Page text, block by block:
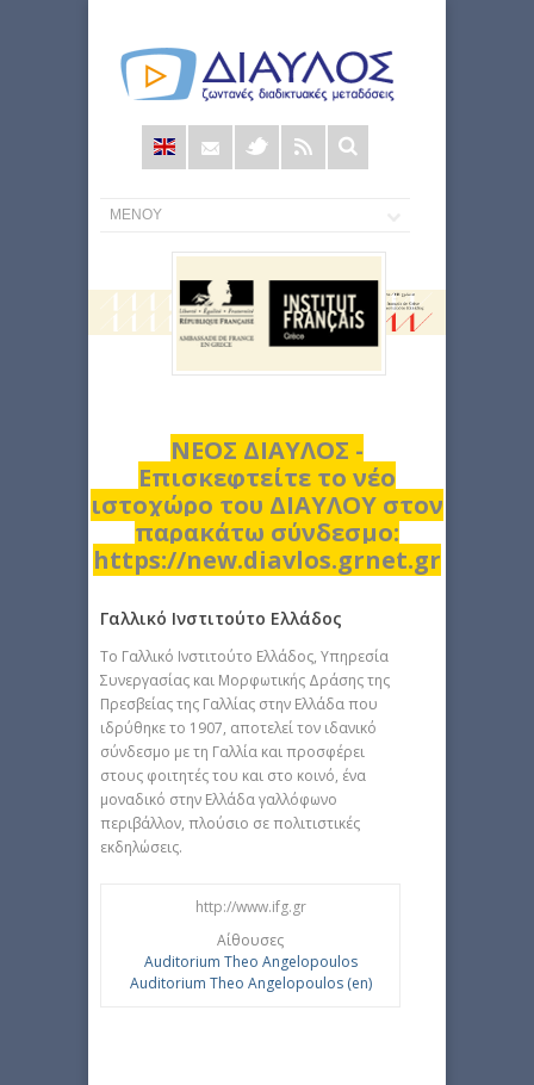
Φόρμα
αναζήτησης
ΝΕΟΣ ΔΙΑΥΛΟΣ -
Επισκεφτείτε το νέο
ιστοχώρο του ΔΙΑΥΛΟΥ στον
παρακάτω σύνδεσμο:
https://new.diavlos.grnet.gr
Γαλλικό Ινστιτούτο Ελλάδος
To Γαλλικό Ινστιτούτο Ελλάδος, Υπηρεσία
Συνεργασίας και Μορφωτικής Δράσης της
Πρεσβείας της Γαλλίας στην Ελλάδα που
ιδρύθηκε το 1907, αποτελεί τον ιδανικό
σύνδεσμο με τη Γαλλία και προσφέρει
στους φοιτητές του και στο κοινό, ένα
μοναδικό στην Ελλάδα γαλλόφωνο
περιβάλλον, πλούσιο σε πολιτιστικές
εκδηλώσεις.
http://www.ifg.gr
Αίθουσες
Auditorium Theo Angelopoulos
Auditorium Theo Angelopoulos (en)